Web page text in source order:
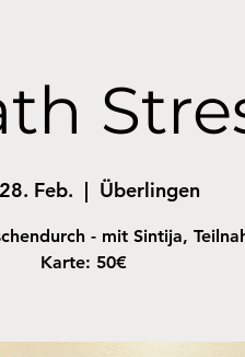
Feb.
  |
Überlingen
- mit Sintija,
Karte: 50€